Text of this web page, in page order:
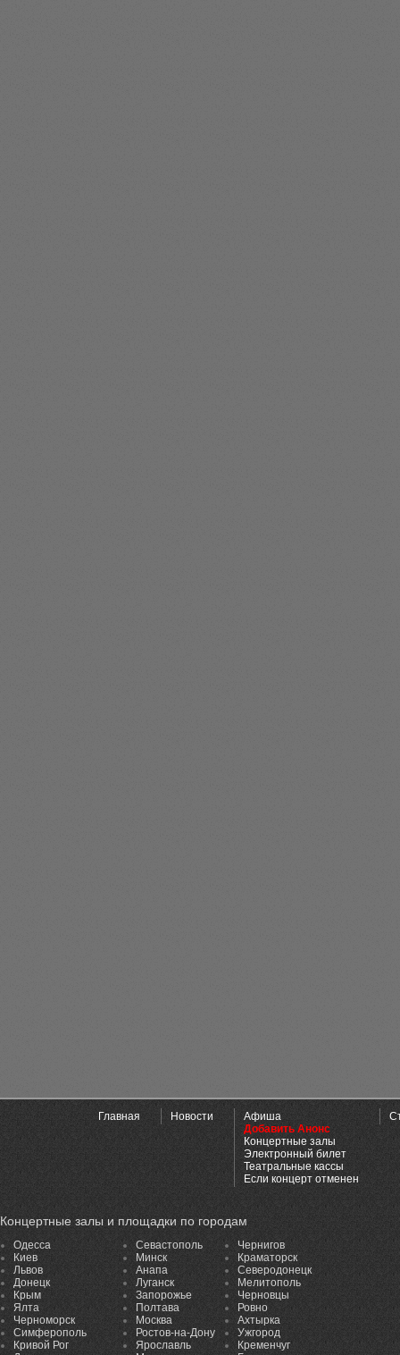
Главная Новости
Афиша
Добавить Анонс
Концертные залы
Электронный билет
Театральные кассы
Если концерт отменен
Концертные залы и площадки по городам
Одесса
Киев
Львов
Донецк
Крым
Ялта
Черноморск
Симферополь
Кривой Рог
Севастополь
Минск
Анапа
Луганск
Запорожье
Полтава
Москва
Ростов-на-Дону
Ярославль
Чернигов
Краматорск
Северодонецк
Мелитополь
Черновцы
Ровно
Ахтырка
Ужгород
Кременчуг